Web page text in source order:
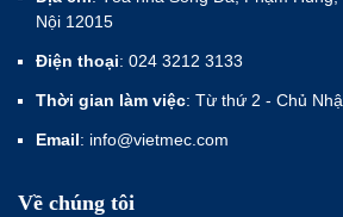
Nội 12015
Điện thoại: 024 3212 3133
Thời gian làm việc: Từ thứ 2 - Chủ
Email: info@vietmec.com
Về chúng tôi